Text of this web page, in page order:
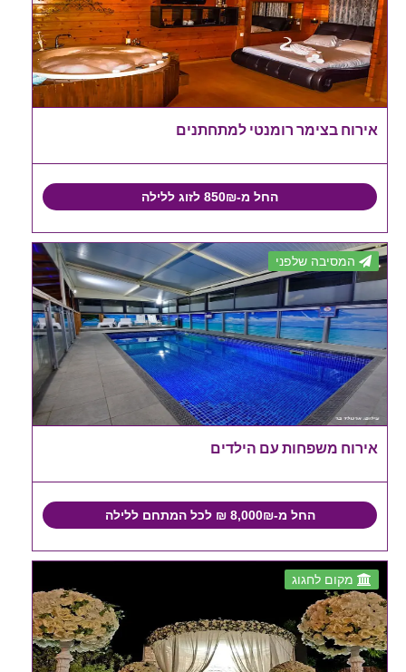
אירוח בצימר רומנטי למתחתנים
החל מ-850₪ לזוג ללילה
המסיבה שלפני
אירוח משפחות עם הילדים
החל מ-8,000₪ ₪ לכל המתחם ללילה
מקום לחגוג